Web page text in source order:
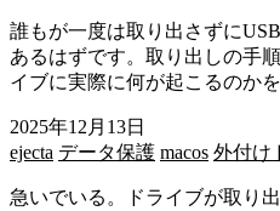
誰もが一度は取り出さずに
あるはずです。取り出しの手
イブに実際に何が起こるのか
2025年12月13日
ejecta データ保護 macos 外付け
急いでいる。ドライブが取り